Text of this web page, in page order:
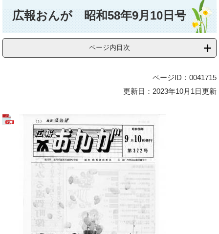
広報おんが 昭和58年9月10日号
ページ内目次
ページID：0041715
更新日：2023年10月1日更新